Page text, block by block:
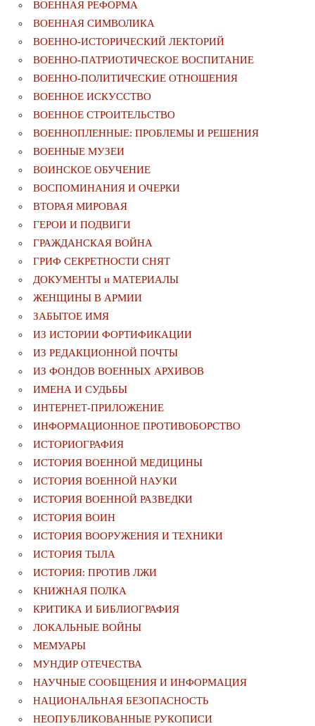
ВОЕННАЯ РЕФОРМА
ВОЕННАЯ СИМВОЛИКА
ВОЕННО-ИСТОРИЧЕСКИЙ ЛЕКТОРИЙ
ВОЕННО-ПАТРИОТИЧЕСКОЕ ВОСПИТАНИЕ
ВОЕННО-ПОЛИТИЧЕСКИE ОТНОШЕНИЯ
ВОЕННОЕ ИСКУССТВО
ВОЕННОЕ СТРОИТЕЛЬСТВО
ВОЕННОПЛЕННЫЕ: ПРОБЛЕМЫ И РЕШЕНИЯ
ВОЕННЫЕ МУЗЕИ
ВОИНСКОЕ ОБУЧЕНИЕ
ВОСПОМИНАНИЯ И ОЧЕРКИ
ВТОРАЯ МИРОВАЯ
ГЕРОИ И ПОДВИГИ
ГРАЖДАНСКАЯ ВОЙНА
ГРИФ СЕКРЕТНОСТИ СНЯТ
ДОКУМЕНТЫ и МАТЕРИАЛЫ
ЖЕНЩИНЫ В АРМИИ
ЗАБЫТОЕ ИМЯ
ИЗ ИСТОРИИ ФОРТИФИКАЦИИ
ИЗ РЕДАКЦИОННОЙ ПОЧТЫ
ИЗ ФОНДОВ ВОЕННЫХ АРХИВОВ
ИМЕНА И СУДЬБЫ
ИНТЕРНЕТ-ПРИЛОЖЕНИЕ
ИНФОРМАЦИОННОЕ ПРОТИВОБОРСТВО
ИСТОРИОГРАФИЯ
ИСТОРИЯ ВОЕННОЙ МЕДИЦИНЫ
ИСТОРИЯ ВОЕННОЙ НАУКИ
ИСТОРИЯ ВОЕННОЙ РАЗВЕДКИ
ИСТОРИЯ ВОИН
ИСТОРИЯ ВООРУЖЕНИЯ И ТЕХНИКИ
ИСТОРИЯ ТЫЛА
ИСТОРИЯ: ПРОТИВ ЛЖИ
КНИЖНАЯ ПОЛКА
КРИТИКА И БИБЛИОГРАФИЯ
ЛОКАЛЬНЫЕ ВОЙНЫ
МЕМУАРЫ
МУНДИР ОТЕЧЕСТВА
НАУЧНЫЕ СООБЩЕНИЯ И ИНФОРМАЦИЯ
НАЦИОНАЛЬНАЯ БЕЗОПАСНОСТЬ
НЕОПУБЛИКОВАННЫЕ РУКОПИСИ